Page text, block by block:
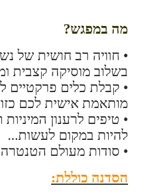
מה במפגש?
• חוויה רב חושית של
בשלוב מוסיקה קצבית
• קבלת כלים פרקטיים
מותאמת אישית לכם
• טיפים לרענון
להיות במקום לעשות...
• סודות מעולם הטנטרה
הסדנה כוללת: